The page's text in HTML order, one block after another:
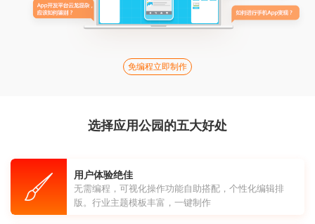
免编程立即制作
选择应用公园的五大好处
用户体验绝佳
无需编程，可视化操作功能自助搭配，个性化编辑排
版。行业主题模板丰富，一键制作